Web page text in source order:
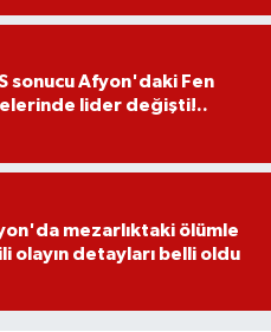
sonucu Afyon'daki Fen
lider değişti!..
mezarlıktaki ölümle
olayın detayları belli oldu